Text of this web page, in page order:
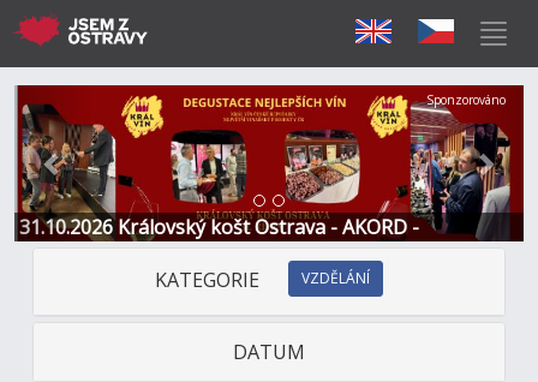
31.10.2026 Královský košt Ostrava - AKORD -
Restaurace a Hotel
Předchozí Další
Sponzorováno
KATEGORIE VZDĚLÁNÍ
DATUM